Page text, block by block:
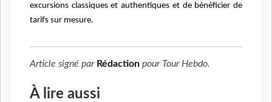
excursions classiques et authentiques et de bénéficier de
tarifs sur mesure.
Article signé par Rédaction pour Tour Hebdo.
À lire aussi